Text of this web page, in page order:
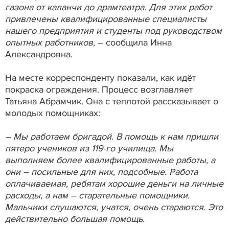
газона от каланчи до драмтеатра. Для этих работ
привлечены квалифицированные специалисты
нашего предприятия и студенты под руководством
опытных работников, – сообщила Инна
Александровна.
На месте корреспонденту показали, как идёт
покраска ограждения. Процесс возглавляет
Татьяна Абрамчик. Она с теплотой рассказывает о
молодых помощниках:
– Мы работаем бригадой. В помощь к нам пришли
пятеро учеников из 119-го училища. Мы
выполняем более квалифицированные работы, а
они – посильные для них, подсобные. Работа
оплачиваемая, ребятам хорошие деньги на личные
расходы, а нам – старательные помощники.
Мальчики слушаются, учатся, очень стараются. Это
действительно большая помощь.